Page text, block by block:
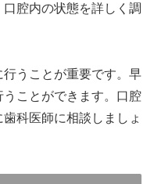
腔内の状態を詳しく調
うことが重要です。早
ことができます。口腔
科医師に相談しましょ